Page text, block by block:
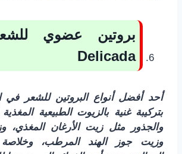
بروتين عضوي للشعر
Delicada
أحد أفضل أنواع البروتين للشعر في
بتركيبة غنية بالزيوت الطبيعية
والجذور مثل زيت الأرغان المغذي،
وزيت جوز الهند المرطب، وخلاصة